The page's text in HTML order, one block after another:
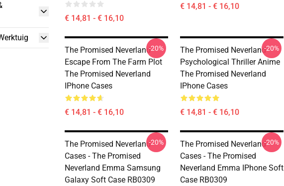
€ 14,81 - € 16,10
€ 14,81 - € 16,10
The Promised Neverland -
Escape From The Farm Plot
The Promised Neverland
IPhone Cases
€ 14,81 - € 16,10
-20%
The Promised Neverland -
Psychological Thriller Anime
The Promised Neverland
IPhone Cases
€ 14,81 - € 16,10
-20%
The Promised Neverland
Cases - The Promised
Neverland Emma Samsung
Galaxy Soft Case RB0309
-20%
The Promised Neverland
Cases - The Promised
Neverland Emma IPhone Soft
Case RB0309
-20%